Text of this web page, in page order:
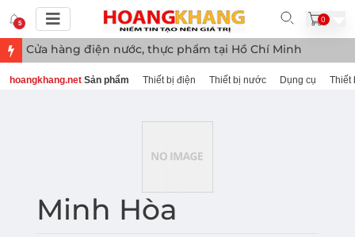
5 0
Cửa hàng điện nước, thực phẩm tại Hồ Chí Minh
hoangkhang.net Sản phẩm Thiết bị điện Thiết bị nước Dụng cụ Thiết
Minh Hòa